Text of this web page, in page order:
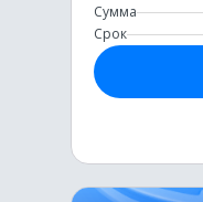
Сумма
Срок